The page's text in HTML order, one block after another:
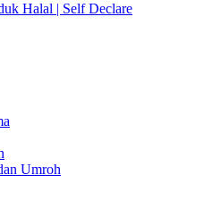
Halal | Self Declare
Umroh